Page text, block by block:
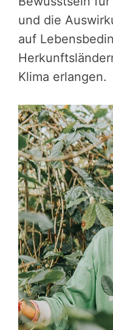
und die
auf
Klima erlangen.